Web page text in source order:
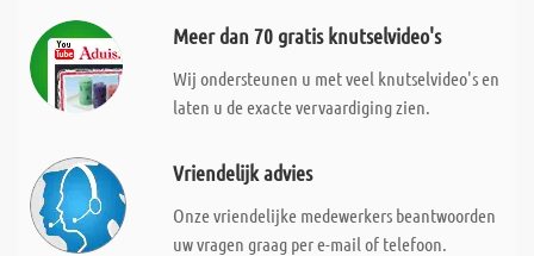
Meer dan 70 gratis knutselvideo's
Wij ondersteunen u met veel knutselvideo's en
laten u de exacte vervaardiging zien.
Vriendelijk advies
Onze vriendelijke medewerkers beantwoorden
uw vragen graag per e-mail of telefoon.